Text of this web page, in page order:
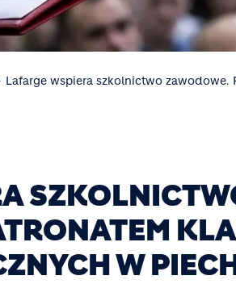
Lafarge wspiera szkolnictwo zawodowe.
W